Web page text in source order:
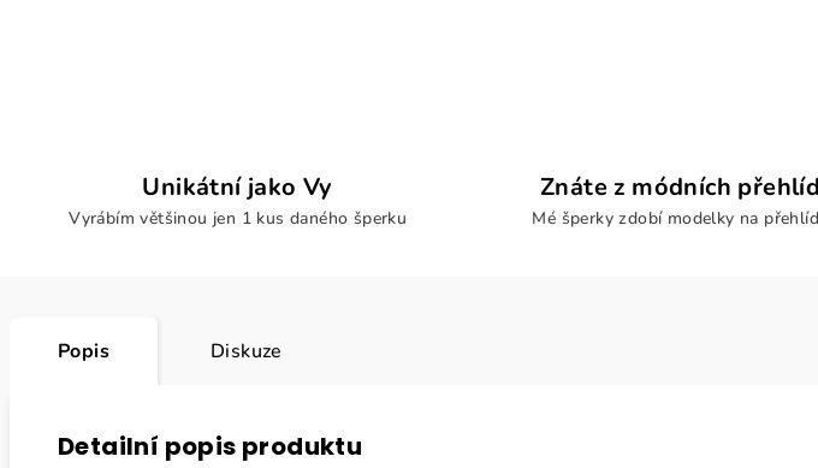
Unikátní jako Vy
Vyrábím většinou jen 1 kus daného šperku
Znáte z módních
Mé šperky zdobí modelky na
Popis Diskuze
Detailní popis produktu